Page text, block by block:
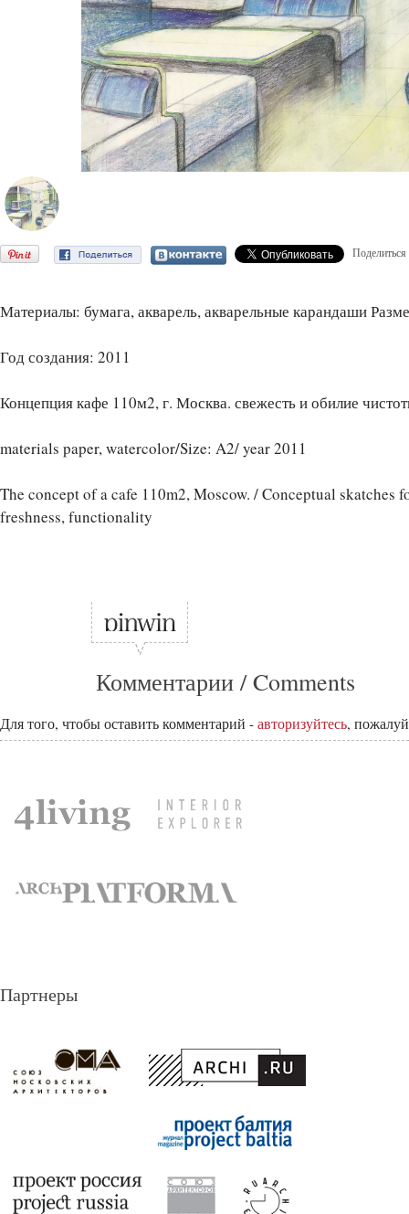
Поделиться
Материалы: бумага, акварель, акварельные карандаши
Год создания: 2011
Концепция кафе 110м2, г. Москва. свежесть и обилие
materials paper, watercolor/Size: A2/ year 2011
The concept of a cafe 110m2, Moscow. / Conceptual skatches
freshness, functionality
Комментарии / Comments
Для того, чтобы оставить комментарий - авторизуйтесь,
Партнеры